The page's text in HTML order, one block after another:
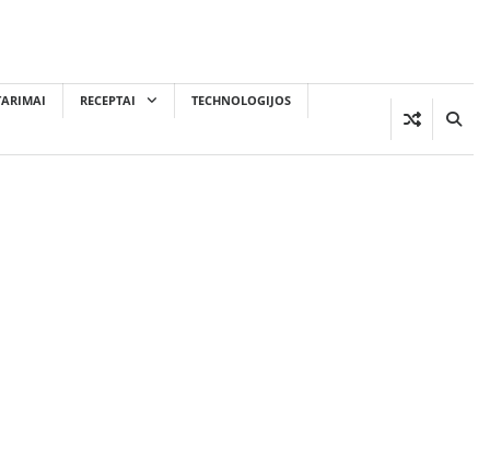
RECEPTAI TECHNOLOGIJOS